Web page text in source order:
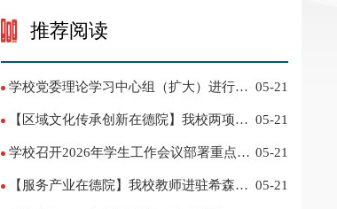
推荐阅读
学校党委理论学习中心组（扩大）进行集
05-21
【区域文化传承创新在德院】我校两项作
教育优秀名单
05-21
学校召开2026年学生工作会议部署重点工
05-21
【服务产业在德院】我校教师进驻希森博
05-21